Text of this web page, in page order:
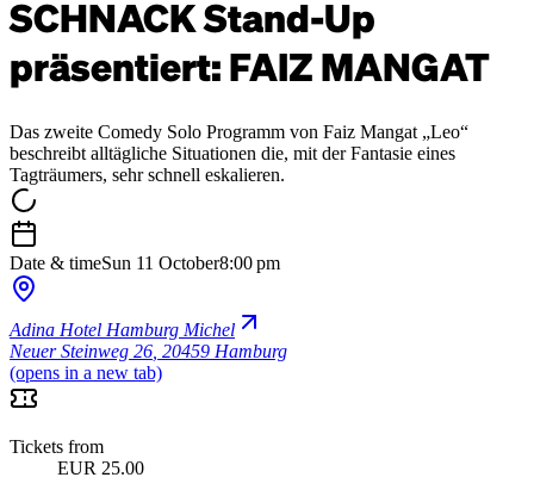
SCHNACK Stand-Up
präsentiert: FAIZ MANGAT
Das zweite Comedy Solo Programm von Faiz Mangat „Leo“
beschreibt alltägliche Situationen die, mit der Fantasie eines
Tagträumers, sehr schnell eskalieren.
Date & timeSun 11 October8:00 pm
Adina Hotel Hamburg Michel
Neuer Steinweg 26 20459 Hamburg
(opens in a new tab)
Tickets from
EUR 25.00